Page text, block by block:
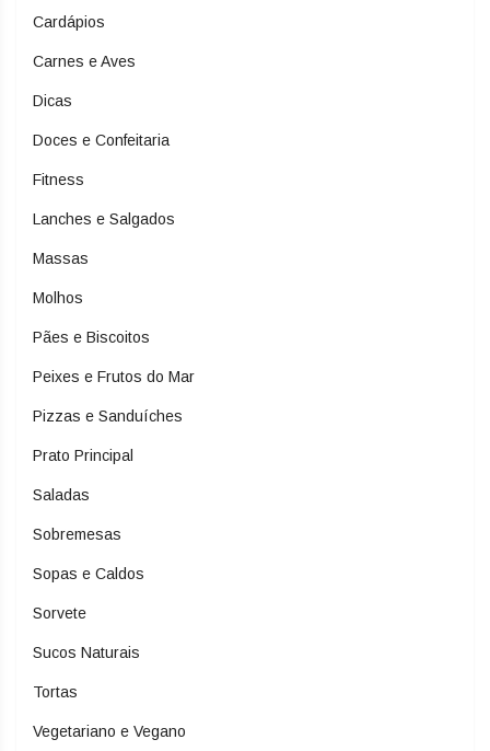
Cardápios
Carnes e Aves
Dicas
Doces e Confeitaria
Fitness
Lanches e Salgados
Massas
Molhos
Pães e Biscoitos
Peixes e Frutos do Mar
Pizzas e Sanduíches
Prato Principal
Saladas
Sobremesas
Sopas e Caldos
Sorvete
Sucos Naturais
Tortas
Vegetariano e Vegano